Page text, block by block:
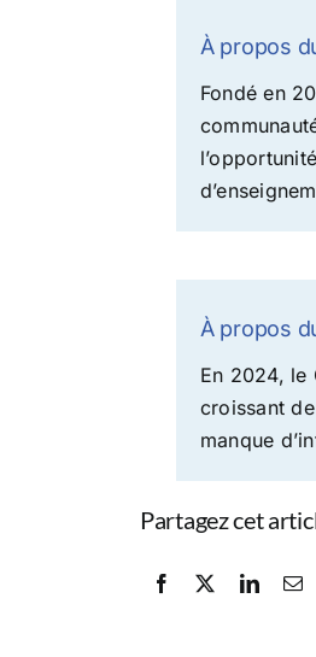
À propos
Fondé en
À propos
En 2024, le
croissant
manque
Partagez cet